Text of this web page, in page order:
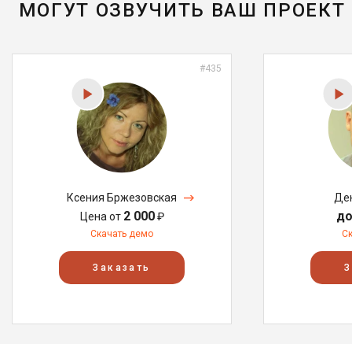
МОГУТ ОЗВУЧИТЬ ВАШ ПРОЕКТ
#435
Ксения Бржезовская
Цена от 2 000₽
Скачать демо
Заказать